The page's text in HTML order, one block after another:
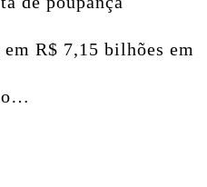
R$ 7,15 bilhões em